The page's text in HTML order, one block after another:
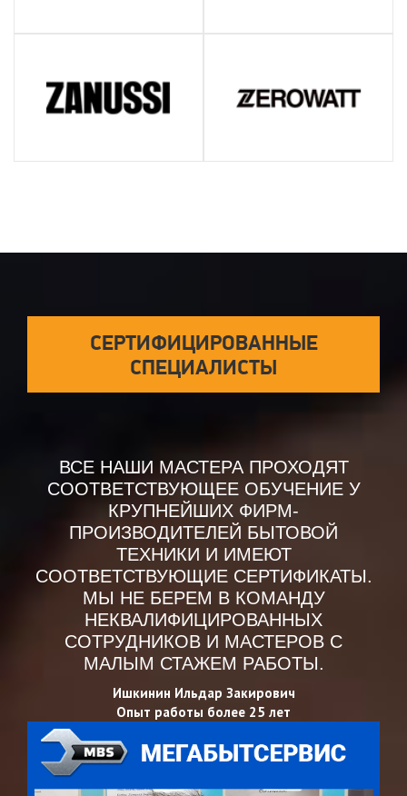
СЕРТИФИЦИРОВАННЫЕ
СПЕЦИАЛИСТЫ
ВСЕ НАШИ МАСТЕРА ПРОХОДЯТ
СООТВЕТСТВУЮЩЕЕ ОБУЧЕНИЕ У
КРУПНЕЙШИХ ФИРМ-
ПРОИЗВОДИТЕЛЕЙ БЫТОВОЙ
ТЕХНИКИ И ИМЕЮТ
СООТВЕТСТВУЮЩИЕ СЕРТИФИКАТЫ.
МЫ НЕ БЕРЕМ В КОМАНДУ
НЕКВАЛИФИЦИРОВАННЫХ
СОТРУДНИКОВ И МАСТЕРОВ С
МАЛЫМ СТАЖЕМ РАБОТЫ.
Ишкинин Ильдар Закирович
Опыт работы более 25 лет